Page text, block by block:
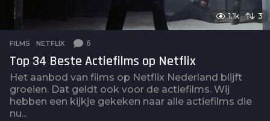
1.1k 3
FILMS ,NETFLIX 6
Top 34 Beste Actiefilms op Netflix
Het aanbod van films op Netflix Nederland blijft
groeien. Dat geldt ook voor de actiefilms. Wij
hebben een kijkje gekeken naar alle actiefilms die
nu...